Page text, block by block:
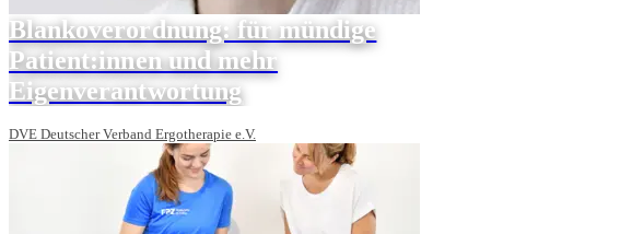
Blankoverordnung: für mündige
Patient:innen und mehr
Eigenverantwortung
DVE Deutscher Verband Ergotherapie e.V.